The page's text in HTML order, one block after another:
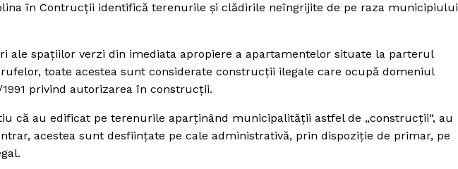
în Contrucţii identifică terenurile şi clădirile neîngrijite de pe raza municipiului
ale spaţiilor verzi din imediata apropiere a apartamentelor situate la parterul
toate acestea sunt considerate construcţii ilegale care ocupă domeniul
privind autorizarea în construcţii.
că au edificat pe terenurile aparţinând municipalităţii astfel de „construcţii“, au
acestea sunt desfiinţate pe cale administrativă, prin dispoziţie de primar, pe